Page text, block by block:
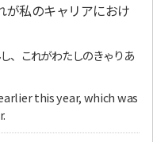
が私のキャリアにおけ
、これがわたしのきゃりあ
this year, which was